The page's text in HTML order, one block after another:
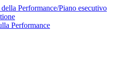
Performance/Piano esecutivo
Performance